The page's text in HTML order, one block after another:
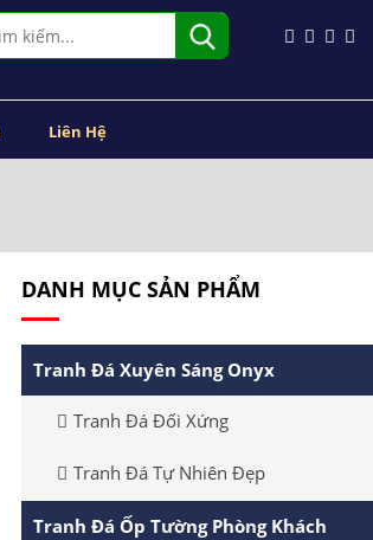
Liên Hệ
DANH MỤC SẢN PHẨM
Tranh Đá Xuyên Sáng Onyx
Tranh Đá Đối Xứng
Tranh Đá Tự Nhiên Đẹp
Tranh Đá Ốp Tường Phòng Khách